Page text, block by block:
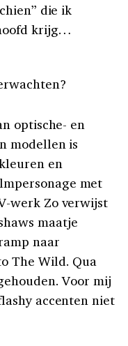
die ik
krijg…
optische- en
modellen is
en
met
werk Zo verwijst
maatje
naar
The Wild. Qua
Voor mij
accenten niet